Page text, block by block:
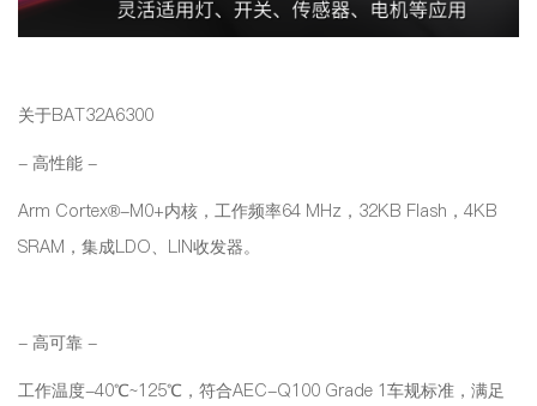
关于BAT32A6300
- 高性能 -
Arm Cortex®-M0+内核，工作频率64 MHz，32KB Flash，4KB
SRAM，集成LDO、LIN收发器。
- 高可靠 -
工作温度-40℃~125℃，符合AEC-Q100 Grade 1车规标准，满足